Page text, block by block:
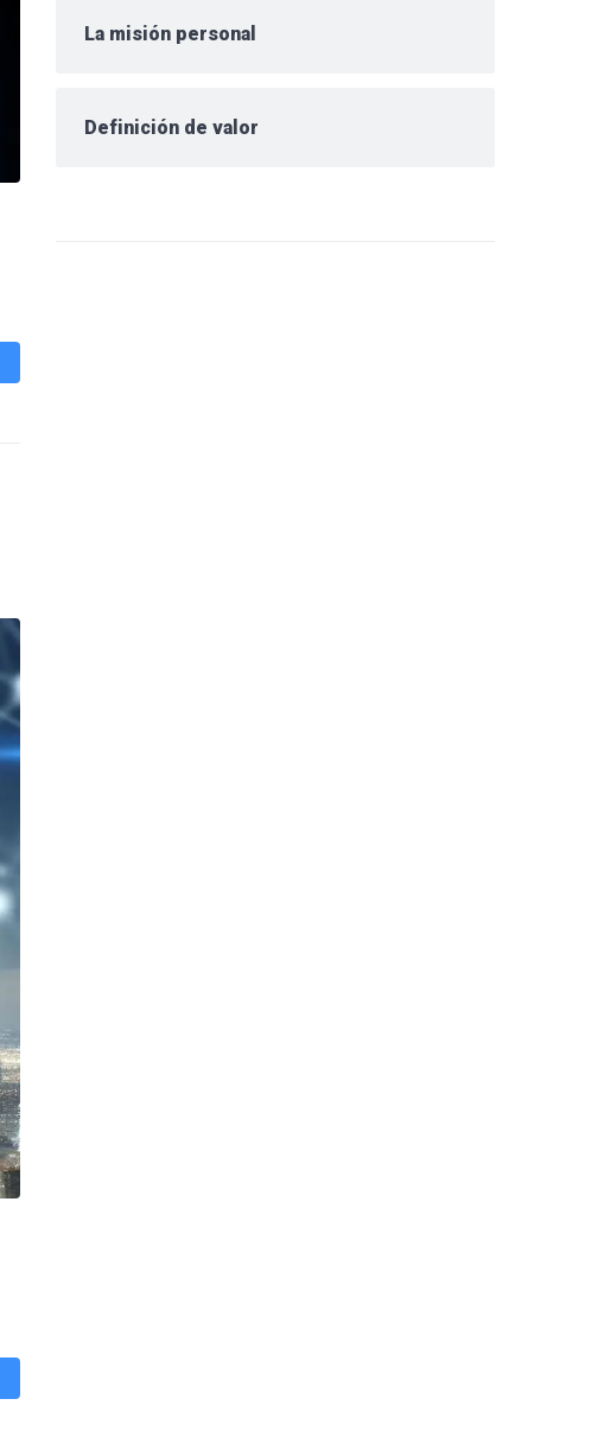
La misión personal
Definición de valor